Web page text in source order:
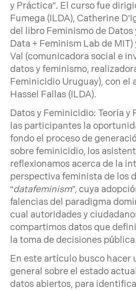
y Práctica”. El curso fue
Fumega (ILDA), Catherine
del libro Feminismo de Datos
Data + Feminism Lab de
Val (comunicadora social e
datos y feminismo,
Feminicidio Uruguay), con el
Hassel Fallas (ILDA).
Datos y Feminicidio: Teoría y
las participantes la
fondo el proceso de
sobre feminicidio, los
reflexionamos acerca de la
perspectiva feminista de los
“datafeminism”,cuya
falencias del paradigma
cual autoridades y
compartimos datos que
la toma de decisiones
En este artículo busco hacer
general sobre el estado
datos abiertos, para